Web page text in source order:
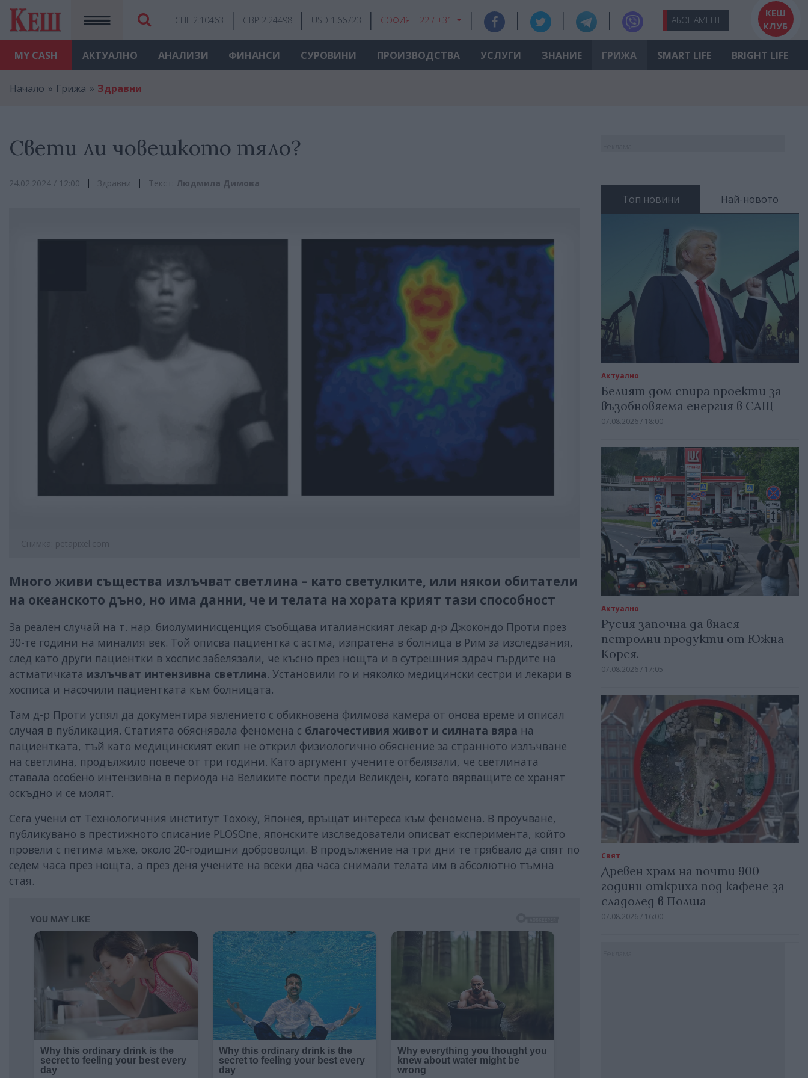
MY CASH
CHF 2.10463 GBP 2.24498 USD 1.66723 СОФИЯ: +22 / +31 АБОНАМЕНТ
КЕШ
КЛУБ
АКТУАЛНО АНАЛИЗИ ФИНАНСИ СУРОВИНИ ПРОИЗВОДСТВА УСЛУГИ ЗНАНИЕ ГРИЖА SMART LIFE BRIGHT LIFE
Начало Грижа Здравни
Свети ли човешкото тяло?
24.02.2024 / 12:00 Здравни Текст: Людмила Димова
Снимка: petapixel.com
Много живи същества излъчват светлина – като светулките, или някои обитатели
на океанското дъно, но има данни, че и телата на хората крият тази способност
За реален случай на т. нар. биолуминисценция съобщава италианският лекар д-р Джокондо Проти през
30-те години на миналия век. Той описва пациентка с астма, изпратена в болница в Рим за изследвания,
след като други пациентки в хоспис забелязали, че късно през нощта и в сутрешния здрач гърдите на
астматичката излъчват интензивна светлина. Установили го и няколко медицински сестри и лекари в
хосписа и насочили пациентката към болницата.
Там д-р Проти успял да документира явлението с обикновена филмова камера от онова време и описал
случая в публикация. Статията обяснявала феномена с благочестивия живот и силната вяра на
пациентката, тъй като медицинският екип не открил физиологично обяснение за странното излъчване
на светлина, продължило повече от три години. Като аргумент учените отбелязали, че светлината
ставала особено интензивна в периода на Великите пости преди Великден, когато вярващите се хранят
оскъдно и се молят.
Сега учени от Технологичния институт Тохоку, Японея, връщат интереса към феномена. В проучване,
публикувано в престижното списание PLОSOne, японските изслведователи описват експеримента, който
провели с петима мъже, около 20-годишни доброволци. В продължение на три дни те трябвало да спят по
седем часа през нощта, а през деня учените на всеки два часа снимали телата им в абсолютно тъмна
стая.
Топ новини Най-новото
Актуално
Белият дом спира проекти за
възобновяема енергия в САЩ
07.08.2026 / 18:00
Актуално
Русия започна да внася
петролни продукти от Южна
Корея.
07.08.2026 / 17:05
Свят
Древен храм на почти 900
години откриха под кафене за
сладолед в Полша
07.08.2026 / 16:00